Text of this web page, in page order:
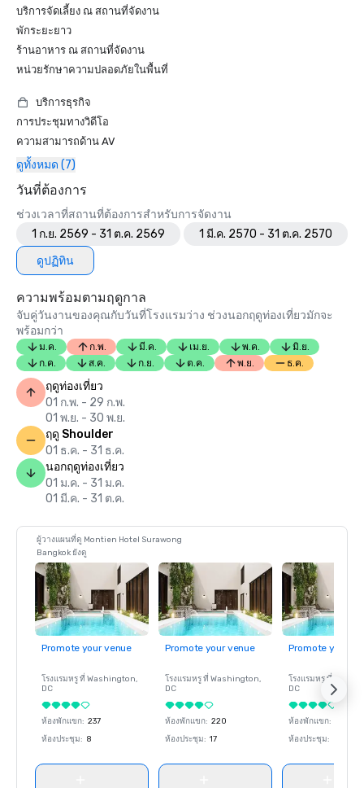
บริการจัดเลี้ยง ณ สถานที่จัดงาน
พักระยะยาว
ร้านอาหาร ณ สถานที่จัดงาน
หน่วยรักษาความปลอดภัยในพื้นที่
บริการธุรกิจ
การประชุมทางวิดีโอ
ความสามารถด้าน AV
ดูทั้งหมด (7)
วันที่ต้องการ
ช่วงเวลาที่สถานที่ต้องการสำหรับการจัดงาน
1 ก.ย. 2569 - 31 ต.ค. 2569
1 มี.ค. 2570 - 31 ต.ค. 2570
ดูปฏิทิน
ความพร้อมตามฤดูกาล
จับคู่วันงานของคุณกับวันที่โรงแรมว่าง ช่วงนอกฤดูท่องเที่ยวมักจะ
พร้อมกว่า
ม.ค. ก.พ. มี.ค. เม.ย. พ.ค.
มิ.ย.
ก.ค.
ส.ค. ก.ย. ต.ค. พ.ย. ธ.ค.
ฤดูท่องเที่ยว
01 ก.พ. - 29 ก.พ.
01 พ.ย. - 30 พ.ย.
ฤดู Shoulder
01 ธ.ค. - 31 ธ.ค.
นอกฤดูท่องเที่ยว
01 ม.ค. - 31 ม.ค.
01 มี.ค. - 31 ต.ค.
ผู้วางแผนที่ดู Montien Hotel Surawong
Bangkok ยังดู
Promote your venue
โรงแรมหรู ที่ Washington,
DC
ห้องพักแขก: 237
ห้องประชุม: 8
Promote your venue
โรงแรมหรู ที่ Washington,
DC
ห้องพักแขก: 220
ห้องประชุม: 17
Promote your
โรงแรมหรู ที่
DC
ห้องพักแขก:
ห้องประชุม: